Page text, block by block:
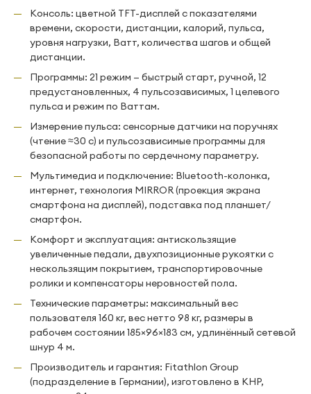
Консоль: цветной TFT-дисплей с показателями
времени, скорости, дистанции, калорий, пульса,
уровня нагрузки, Ватт, количества шагов и общей
дистанции.
Программы: 21 режим — быстрый старт, ручной, 12
предустановленных, 4 пульсозависимых, 1 целевого
пульса и режим по Ваттам.
Измерение пульса: сенсорные датчики на поручнях
(чтение ≈30 с) и пульсозависимые программы для
безопасной работы по сердечному параметру.
Мультимедиа и подключение: Bluetooth-колонка,
интернет, технология MIRROR (проекция экрана
смартфона на дисплей), подставка под планшет/
смартфон.
Комфорт и эксплуатация: антискользящие
увеличенные педали, двухпозиционные рукоятки с
нескользящим покрытием, транспортировочные
ролики и компенсаторы неровностей пола.
Технические параметры: максимальный вес
пользователя 160 кг, вес нетто 98 кг, размеры в
рабочем состоянии 185×96×183 см, удлинённый сетевой
шнур 4 м.
Производитель и гарантия: Fitathlon Group
(подразделение в Германии), изготовлено в КНР,